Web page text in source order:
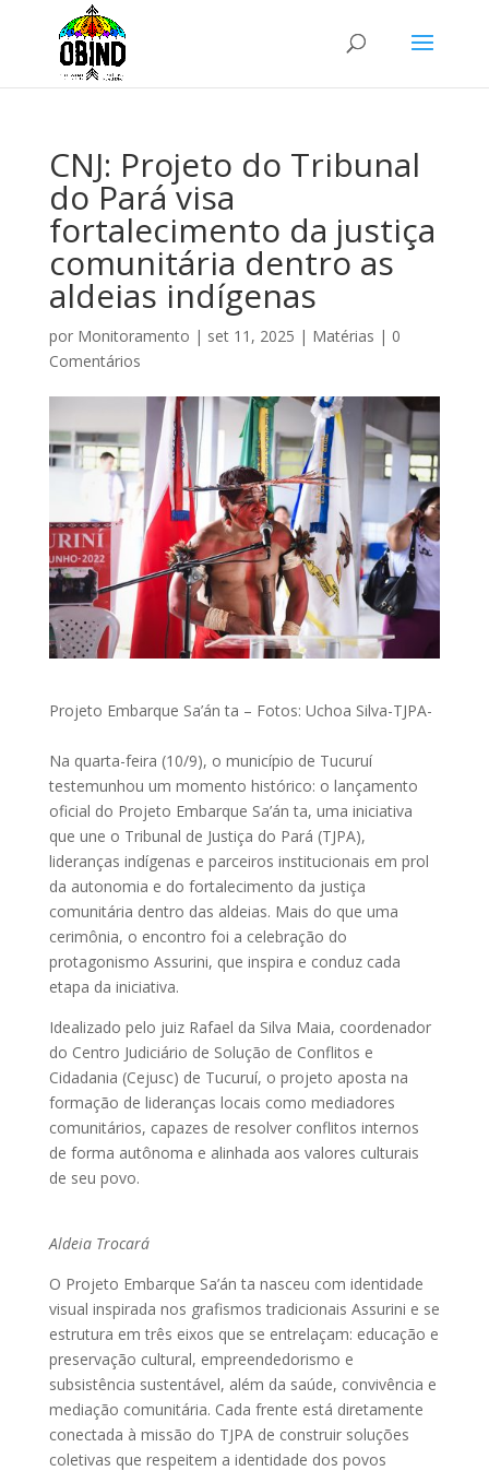
CNJ: Projeto do Tribunal
do Pará visa
fortalecimento da justiça
comunitária dentro as
aldeias indígenas
por Monitoramento | set 11, 2025 | Matérias | 0
Comentários
Projeto Embarque Sa’án ta – Fotos: Uchoa Silva-TJPA-
Na quarta-feira (10/9), o município de Tucuruí
testemunhou um momento histórico: o lançamento
oficial do Projeto Embarque Sa’án ta, uma iniciativa
que une o Tribunal de Justiça do Pará (TJPA),
lideranças indígenas e parceiros institucionais em prol
da autonomia e do fortalecimento da justiça
comunitária dentro das aldeias. Mais do que uma
cerimônia, o encontro foi a celebração do
protagonismo Assurini, que inspira e conduz cada
etapa da iniciativa.
Idealizado pelo juiz Rafael da Silva Maia, coordenador
do Centro Judiciário de Solução de Conflitos e
Cidadania (Cejusc) de Tucuruí, o projeto aposta na
formação de lideranças locais como mediadores
comunitários, capazes de resolver conflitos internos
de forma autônoma e alinhada aos valores culturais
de seu povo.
Aldeia Trocará
O Projeto Embarque Sa’án ta nasceu com identidade
visual inspirada nos grafismos tradicionais Assurini e se
estrutura em três eixos que se entrelaçam: educação e
preservação cultural, empreendedorismo e
subsistência sustentável, além da saúde, convivência e
mediação comunitária. Cada frente está diretamente
conectada à missão do TJPA de construir soluções
coletivas que respeitem a identidade dos povos